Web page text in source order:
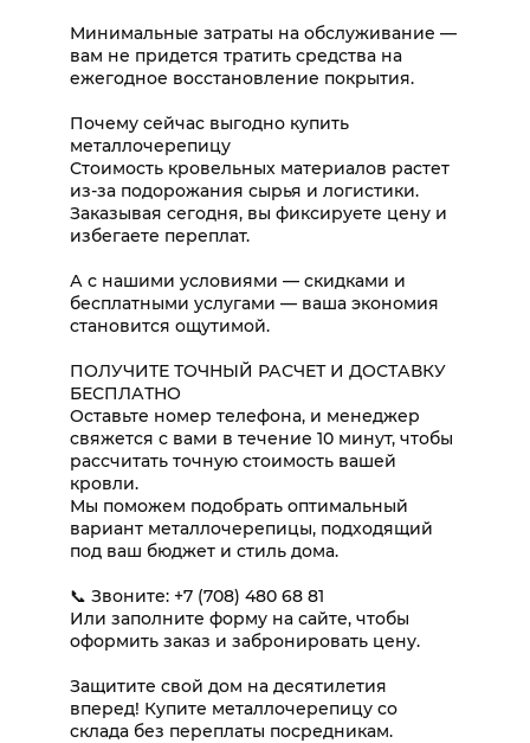
Минимальные затраты на обслуживание —
вам не придется тратить средства на
ежегодное восстановление покрытия.
Почему сейчас выгодно купить
металлочерепицу
Стоимость кровельных материалов растет
из-за подорожания сырья и логистики.
Заказывая сегодня, вы фиксируете цену и
избегаете переплат.
А с нашими условиями — скидками и
бесплатными услугами — ваша экономия
становится ощутимой.
ПОЛУЧИТЕ ТОЧНЫЙ РАСЧЕТ И ДОСТАВКУ
БЕСПЛАТНО
Оставьте номер телефона, и менеджер
свяжется с вами в течение 10 минут, чтобы
рассчитать точную стоимость вашей
кровли.
Мы поможем подобрать оптимальный
вариант металлочерепицы, подходящий
под ваш бюджет и стиль дома.
📞 Звоните: +7 (708) 480 68 81
Или заполните форму на сайте, чтобы
оформить заказ и забронировать цену.
Защитите свой дом на десятилетия
вперед! Купите металлочерепицу со
склада без переплаты посредникам.